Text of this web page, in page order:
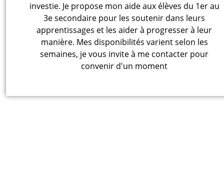
investie. Je propose mon aide aux élèves du 1er au
3e secondaire pour les soutenir dans leurs
apprentissages et les aider à progresser à leur
manière. Mes disponibilités varient selon les
semaines, je vous invite à me contacter pour
convenir d'un moment